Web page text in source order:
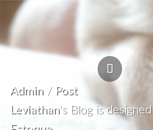
Admin/ Post
Leviathan's Blog is